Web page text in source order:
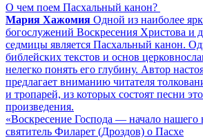
О чем поем Пасхальный канон?
Мария Хажомия Одной из наиболее
богослужений Воскресения Христова и
седмицы является Пасхальный канон.
библейских текстов и основ
нелегко понять его глубину. Автор
предлагает вниманию читателя
и тропарей, из которых состоят песни
произведения.
«Воскресение Господа — начало нашего
святитель Филарет (Дроздов) о Пасхе